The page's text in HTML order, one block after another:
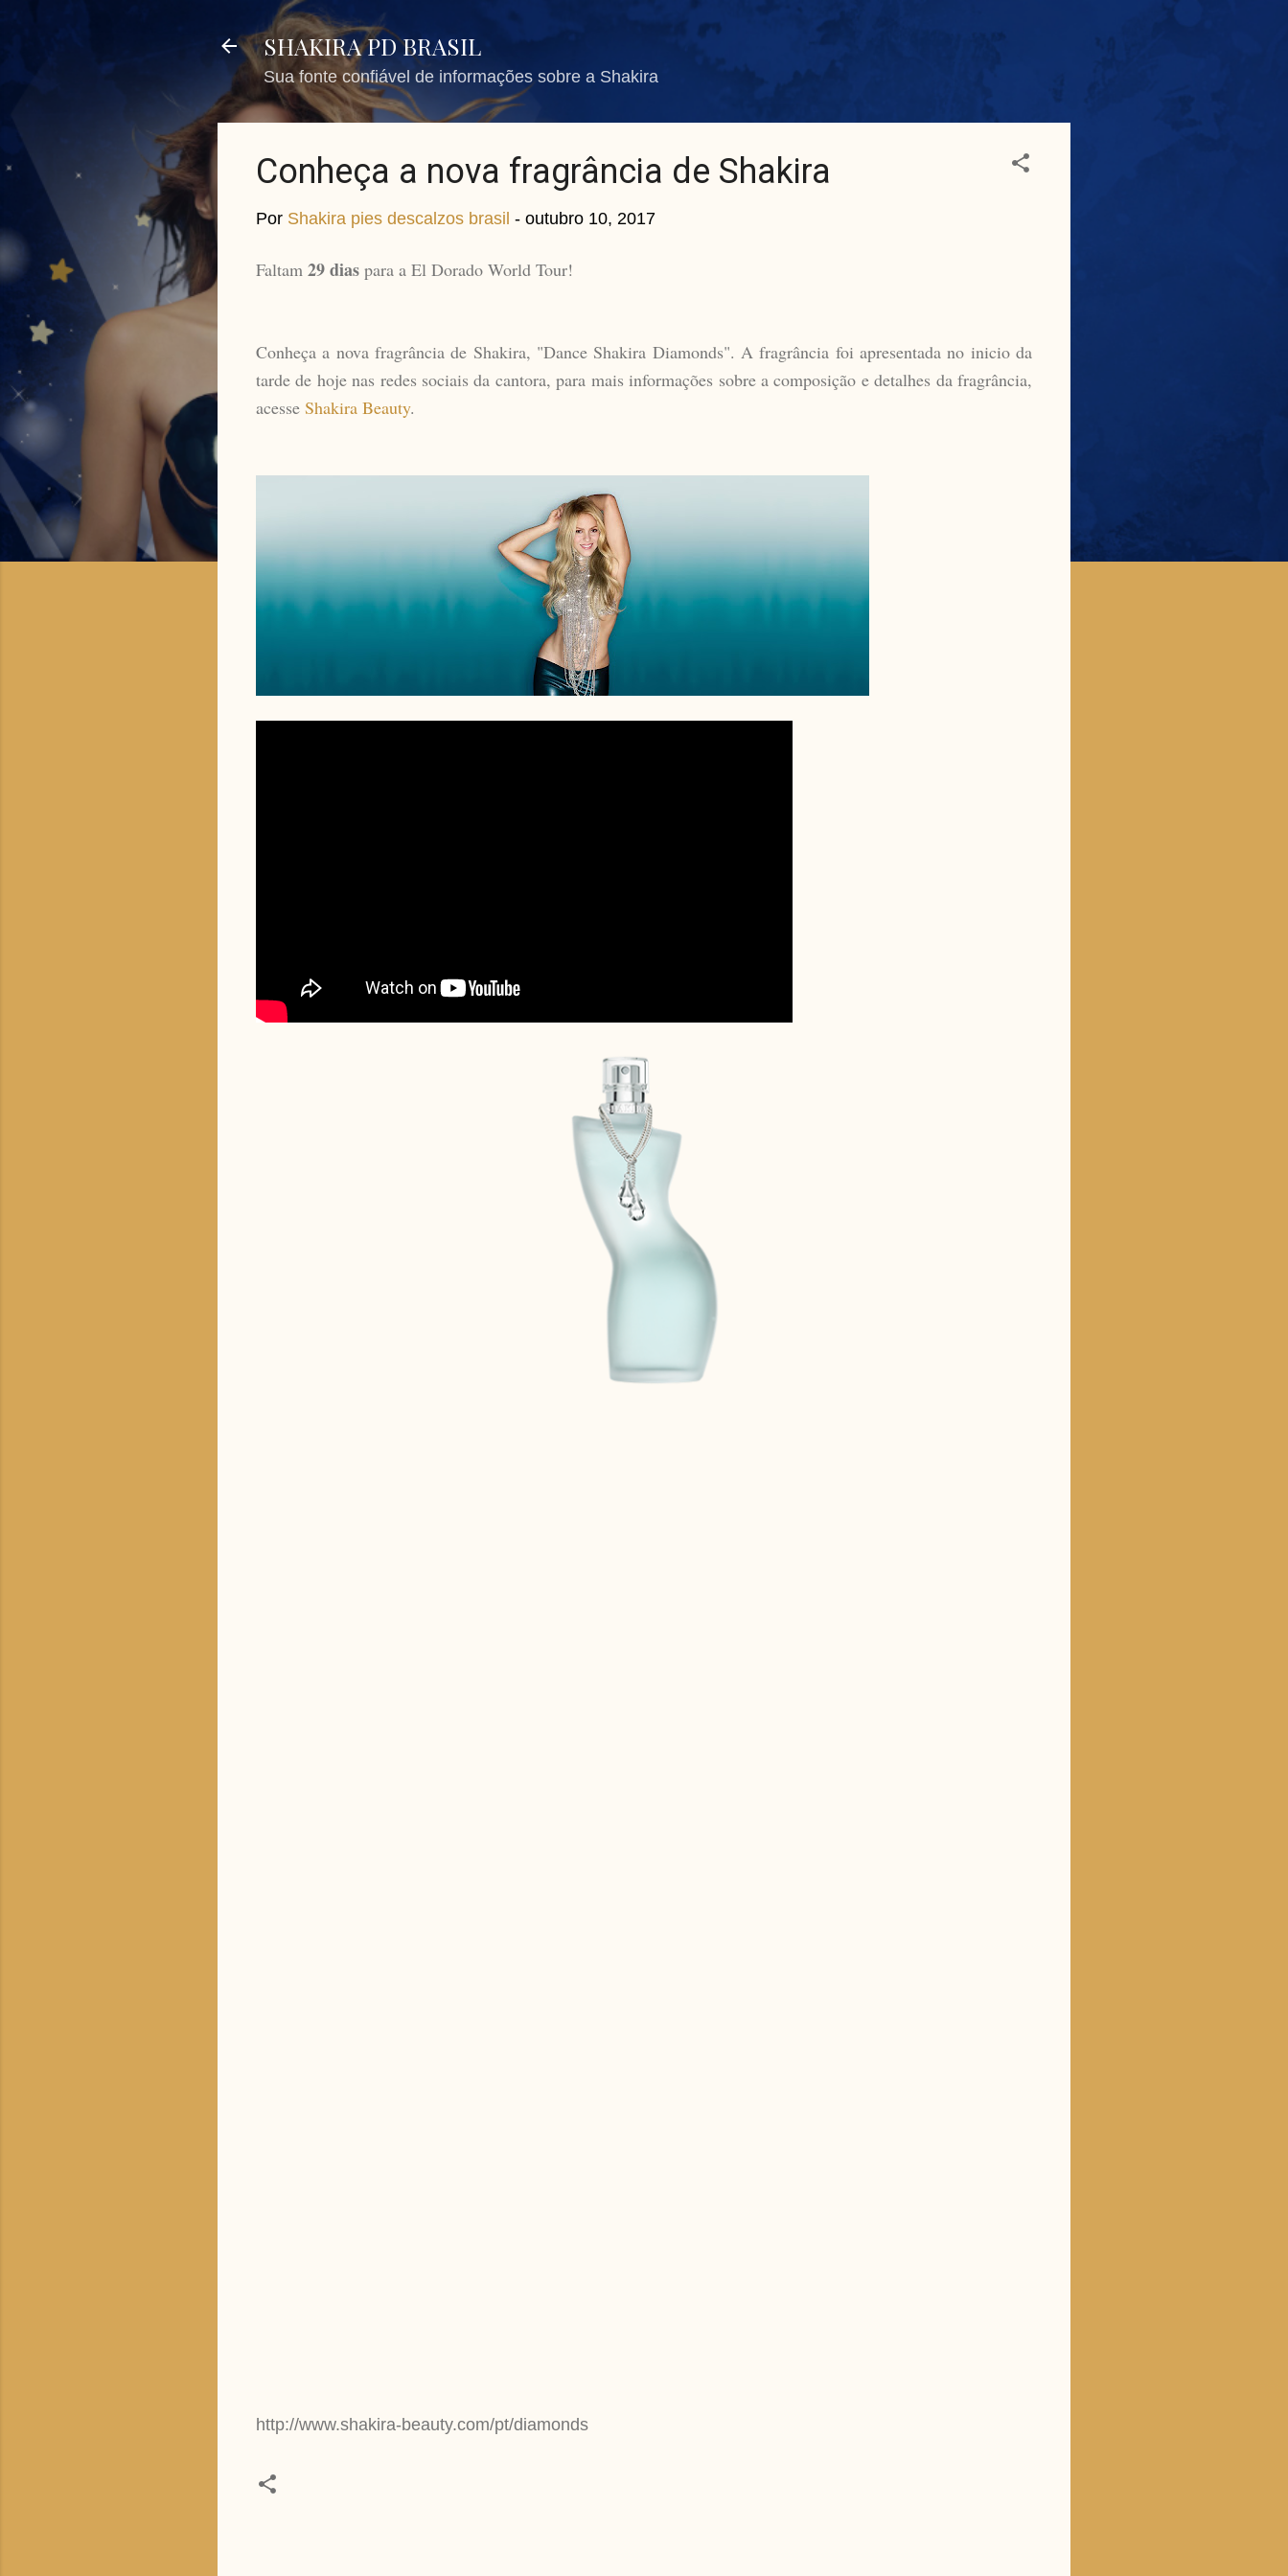
Pular para o conteúdo principal
SHAKIRA PD BRASIL
Sua fonte confiável de informações sobre a Shakira
Conheça a nova fragrância de Shakira
Por Shakira pies descalzos brasil - outubro 10, 2017
Faltam 29 dias para a El Dorado World Tour!
Conheça a nova fragrância de Shakira, "Dance Shakira Diamonds". A fragrância foi apresentada no inicio da
tarde de hoje nas redes sociais da cantora, para mais informações sobre a composição e detalhes da fragrância,
acesse Shakira Beauty.
http://www.shakira-beauty.com/pt/diamonds